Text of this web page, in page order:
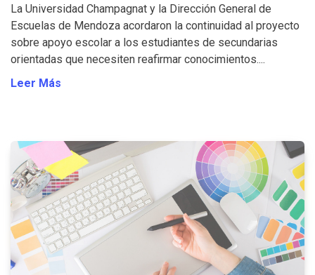
La Universidad Champagnat y la Dirección General de
Escuelas de Mendoza acordaron la continuidad al proyecto
sobre apoyo escolar a los estudiantes de secundarias
orientadas que necesiten reafirmar conocimientos....
Leer Más